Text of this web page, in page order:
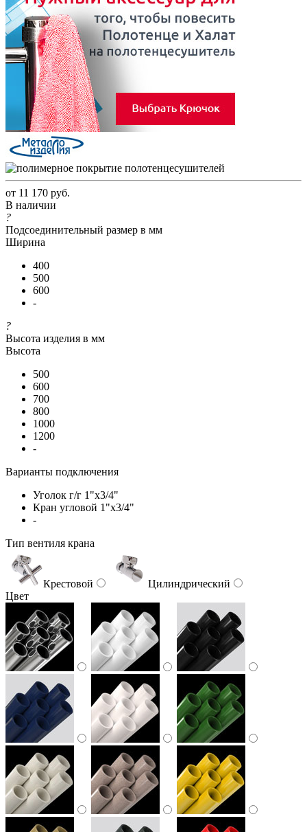
от 11 170 руб.
В наличии
?
Подсоединительный размер в мм
Ширина
400
500
600
-
?
Высота изделия в мм
Высота
500
600
700
800
1000
1200
-
Варианты подключения
Уголок г/г 1"х3/4"
Кран угловой 1"х3/4"
-
Тип вентиля крана
Крестовой
Цилиндрический
Цвет